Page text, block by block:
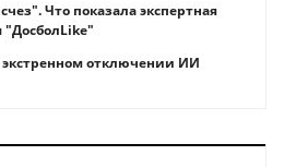
Что показала экспертная
"ДосболLike"
экстренном отключении ИИ